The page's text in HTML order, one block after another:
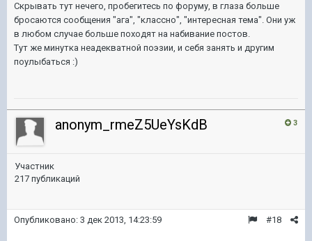
Скрывать тут нечего, пробегитесь по форуму, в глаза больше
бросаются сообщения "ага", "классно", "интересная тема". Они уж
в любом случае больше походят на набивание постов.
Тут же минутка неадекватной поэзии, и себя занять и другим
поулыбаться :)
3
anonym_rmeZ5UeYsKdB
Участник
217 публикаций
#18
Опубликовано: 3 дек 2013, 14:23:59